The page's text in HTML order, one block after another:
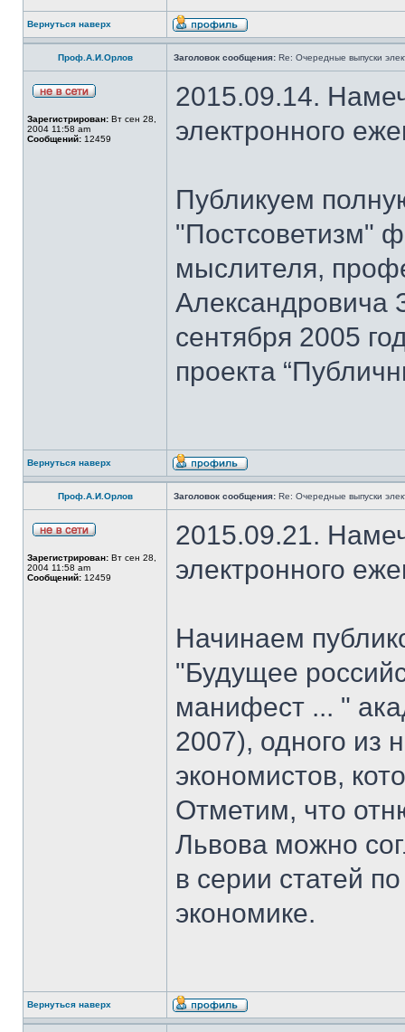
Вернуться наверх
Проф.А.И.Орлов Заголовок сообщения: Re: Очередные выпуски
Зарегистрирован: Вт сен 28,
2004 11:58 am
Сообщений: 12459
2015.09.14.
электронного
Публикуем
"Постсоветизм"
мыслителя,
Александровича
сентября 2005
проекта
Вернуться наверх
Проф.А.И.Орлов Заголовок сообщения: Re: Очередные выпуски
Зарегистрирован: Вт сен 28,
2004 11:58 am
Сообщений: 12459
2015.09.21.
электронного
Начинаем
"Будущее
манифест ... "
2007), одного из
экономистов,
Отметим, что
Львова можно
в серии статей
экономике.
Вернуться наверх